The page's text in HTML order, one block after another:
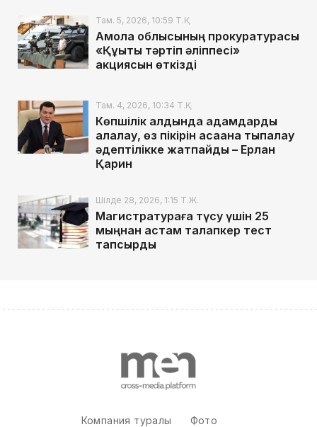
Там. 5, 2026, 10:59 Т.Қ.
Ақмола облысының прокуратурасы
«Құқықтық тәртіп әліппесі»
акциясын өткізді
Там. 4, 2026, 10:34 Т.Қ.
Көпшілік алдында адамдарды
алалау, өз пікірін қасақана тықпалау
әдептілікке жатпайды – Ерлан
Қарин
Шілде 28, 2026, 1:15 Т.Ж.
Магистратураға түсу үшін 25
мыңнан астам талапкер тест
тапсырды
Компания туралы Фото